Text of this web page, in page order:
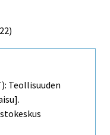
Teollisuuden